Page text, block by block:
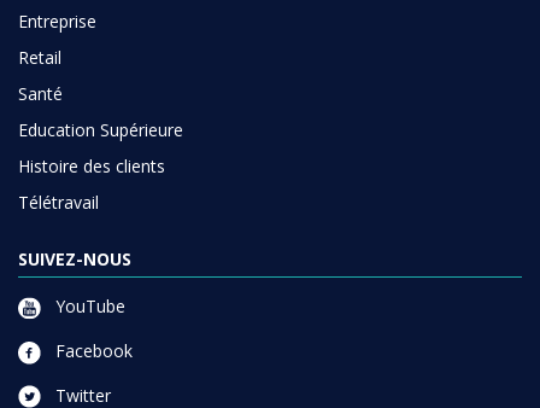
Entreprise
Retail
Santé
Education Supérieure
Histoire des clients
Télétravail
SUIVEZ-NOUS
YouTube
Facebook
Twitter